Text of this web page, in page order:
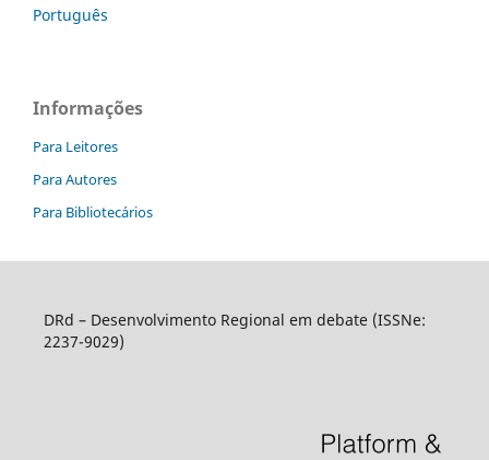
Português
Informações
Para Leitores
Para Autores
Para Bibliotecários
DRd – Desenvolvimento Regional em debate (ISSNe:
2237-9029)